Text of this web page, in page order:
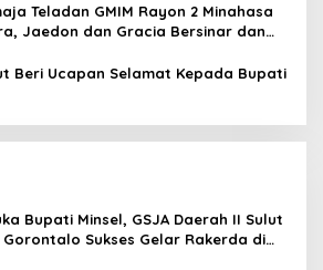
Teladan GMIM Rayon 2 Minahasa
Jaedon dan Gracia Bersinar dan
Beri Ucapan Selamat Kepada Bupati
Bupati Minsel, GSJA Daerah II Sulut
Gorontalo Sukses Gelar Rakerda di